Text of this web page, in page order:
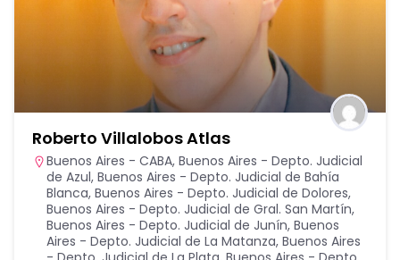
Roberto Villalobos Atlas
Buenos Aires - CABA, Buenos Aires - Depto. Judicial
de Azul, Buenos Aires - Depto. Judicial de Bahía
Blanca, Buenos Aires - Depto. Judicial de Dolores,
Buenos Aires - Depto. Judicial de Gral. San Martín,
Buenos Aires - Depto. Judicial de Junín, Buenos
Aires - Depto. Judicial de La Matanza, Buenos Aires